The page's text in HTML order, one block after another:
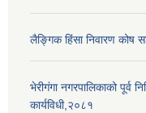
लैङ्गिक हिंसा निवारण कोष
भेरीगंगा नगरपालिकाको पूर्व
कार्यविधी,२०८१